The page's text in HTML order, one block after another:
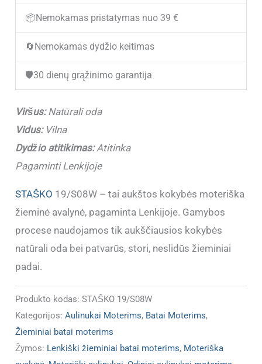
žieminiai
STAŠKO
📦 Nemokamas pristatymas nuo 39 €
🔄 Nemokamas dydžio keitimas
🛡️30 dienų grąžinimo garantija
Viršus:Natūrali oda
Vidus:Vilna
Dydžio atitikimas:Atitinka
Pagaminti Lenkijoje
STAŠKO 19/S08W – tai aukštos kokybės moteriška
žieminė avalynė, pagaminta Lenkijoje. Gamybos
procese naudojamos tik aukščiausios kokybės
natūrali oda bei patvarūs, stori, neslidūs žieminiai
padai.
Produkto kodas:STAŠKO 19/S08W
Kategorijos:Aulinukai Moterims, Batai Moterims,
Žieminiai batai moterims
Žymos: Lenkiški žieminiai batai moterims, Moteriška